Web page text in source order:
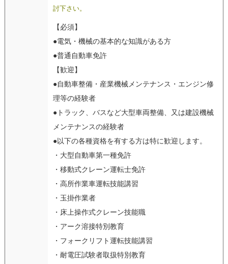
討下さい。
【必須】
●電気・機械の基本的な知識がある方
●普通自動車免許
【歓迎】
●自動車整備・産業機械メンテナンス・エンジン修
理等の経験者
●トラック、バスなど大型車両整備、又は建設機械
メンテナンスの経験者
●以下の各種資格を有する方は特に歓迎します。
・大型自動車第一種免許
・移動式クレーン運転士免許
・高所作業車運転技能講習
・玉掛作業者
・床上操作式クレーン技能職
・アーク溶接特別教育
・フォークリフト運転技能講習
・耐電圧試験者取扱特別教育